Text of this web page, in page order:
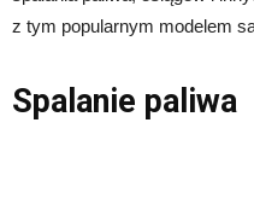
z tym popularnym modelem
Spalanie paliwa